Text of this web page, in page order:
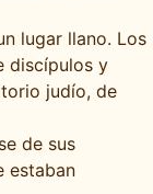
lugar llano. Los
discípulos y
judío, de
de sus
estaban